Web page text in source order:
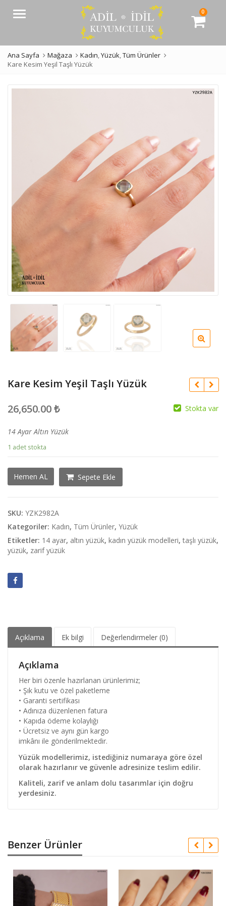
Menü 0
Ana Sayfa Mağaza Kadın,Yüzük,Tüm Ürünler
Kare Kesim Yeşil Taşlı Yüzük
Kare Kesim Yeşil Taşlı Yüzük
26,650.00₺ Stokta var
14 Ayar Altın Yüzük
1 adet stokta
Hemen AL
Kare
Kesim
Yüzük
adet
Sepete Ekle
SKU: YZK2982A
Kategoriler: Kadın, Tüm Ürünler, Yüzük
Etiketler: 14 ayar, altın yüzük, kadın yüzük modelleri, taşlı yüzük,
yüzük, zarif yüzük
Açıklama Ek bilgi Değerlendirmeler (0)
Açıklama
Her biri özenle hazırlanan ürünlerimiz;
• Şık kutu ve özel paketleme
• Garanti sertifikası
• Adınıza düzenlenen fatura
• Kapıda ödeme kolaylığı
• Ücretsiz ve aynı gün kargo
imkânı ile gönderilmektedir.
Yüzük modellerimiz, istediğiniz numaraya göre özel
olarak hazırlanır ve güvenle adresinize teslim edilir.
Kaliteli, zarif ve anlam dolu tasarımlar için doğru
yerdesiniz.
Benzer Ürünler